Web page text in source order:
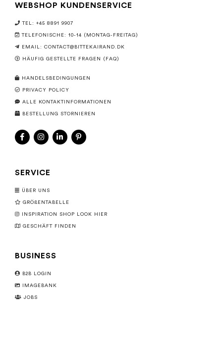
WEBSHOP KUNDENSERVICE
TEL: +45 8891 9907
TELEFONISCHE: 10-14 (MONTAG-FREITAG)
EMAIL: CONTACT@BITTEKAIRAND.DK
HÄUFIG GESTELLTE FRAGEN (FAQ)
HANDELSBEDINGUNGEN
PRIVACY POLICY
ALLE KONTAKTINFORMATIONEN
BESTELLUNG STORNIEREN
SERVICE
ÜBER UNS
GRÖßENTABELLE
INSPIRATION SHOP LOOK HIER
GESCHÄFT FINDEN
BUSINESS
B2B LOGIN
IMAGEBANK
JOBS